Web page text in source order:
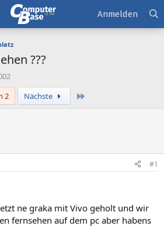
Anmelden
???
2
Nächste
#1
ne graka mit Vivo geholt und wir
fernsehen auf dem pc aber habens